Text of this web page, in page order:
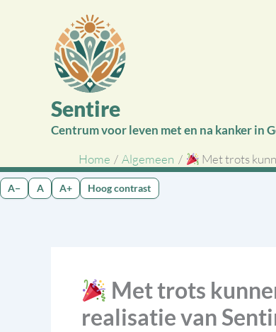
Sentire
Centrum voor leven met en na kanker in
Home Algemeen Met trots
A− A A+ Hoog contrast
Met trots
realisatie van